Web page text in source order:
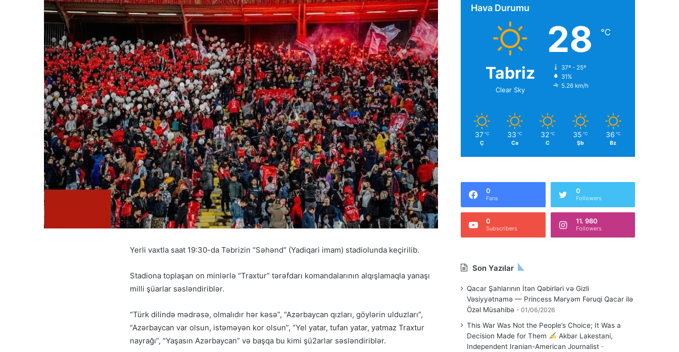
Yerli vaxtla saat 19:30-da Təbrizin “Səhənd” (Yadiqari imam) stadiolunda keçirilib.
Stadiona toplaşan on minlərlə “Traxtur” tərəfdarı komandalarının alqışlamaqla yanaşı
milli şüarlar səsləndiriblər.
“Türk dilində mədrəsə, olmalıdır hər kəsə”, “Azərbaycan qızları, göylərin ulduzları”,
“Azərbaycan var olsun, istəməyən kor olsun”, “Yel yatar, tufan yatar, yatmaz Traxtur
nayrağı”, “Yaşasın Azərbaycan” və başqa bu kimi şü2arlar səsləndiriblər.
Qacarların həqiqi varisi ortaya çıxdı –
Əhməd Şahın nəticəsi ilə ÖZƏL
MÜSAHİBƏ
Hava Durumu
Tabriz
Clear Sky
28 ℃
37º - 25º
31%
5.26 km/h
37 ℃
Ç
33 ℃
Ca
32 ℃
C
35 ℃
Şb
36 ℃
Bz
0
Fans
0
Followers
0
Subscribers
11. 980
Followers
Son Yazılar
Qacar Şahlarının İtən Qəbirləri və Gizli
Vəsiyyətnamə — Princess Məryəm Fəruqi Qacar ilə
Özəl Müsahibə
01/06/2026
This War Was Not the People’s Choice; It Was a
Decision Made for Them
Akbar Lakestani,
Independent Iranian-American Journalist